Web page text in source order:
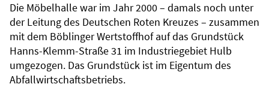
Die Möbelhalle war im Jahr 2000 – damals noch unter
der Leitung des Deutschen Roten Kreuzes – zusammen
mit dem Böblinger Wertstoffhof auf das Grundstück
Hanns-Klemm-Straße 31 im Industriegebiet Hulb
umgezogen. Das Grundstück ist im Eigentum des
Abfallwirtschaftsbetriebs.